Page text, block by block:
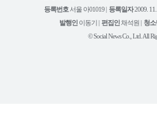
램
등록번호 서울 아01019 | 등록일자2009.
발행인 이동기 | 편집인채석원 | 청
© Social News Co., Ltd. All